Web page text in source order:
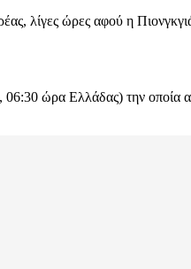
λίγες ώρες αφού η
ώρα Ελλάδας) την οποία